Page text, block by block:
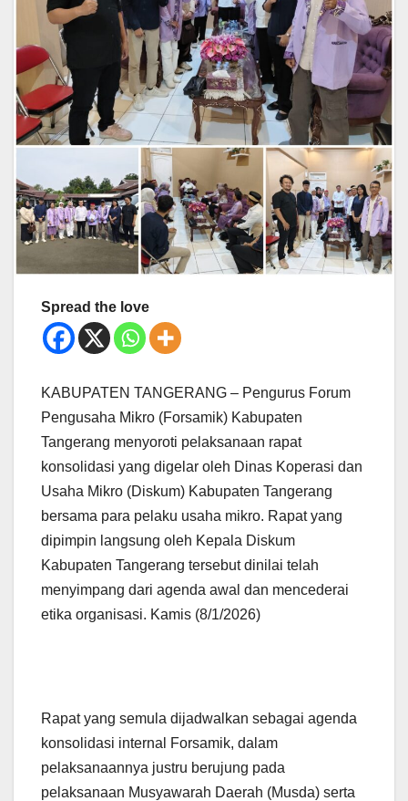
Spread the love
KABUPATEN TANGERANG – Pengurus Forum
Pengusaha Mikro (Forsamik) Kabupaten
Tangerang menyoroti pelaksanaan rapat
konsolidasi yang digelar oleh Dinas Koperasi dan
Usaha Mikro (Diskum) Kabupaten Tangerang
bersama para pelaku usaha mikro. Rapat yang
dipimpin langsung oleh Kepala Diskum
Kabupaten Tangerang tersebut dinilai telah
menyimpang dari agenda awal dan mencederai
etika organisasi. Kamis (8/1/2026)
‎Rapat yang semula dijadwalkan sebagai agenda
konsolidasi internal Forsamik, dalam
pelaksanaannya justru berujung pada
pelaksanaan Musyawarah Daerah (Musda) serta